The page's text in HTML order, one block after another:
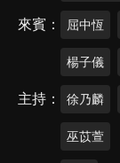
來賓 屈中恆
楊子儀
主持 徐乃麟
巫苡萱